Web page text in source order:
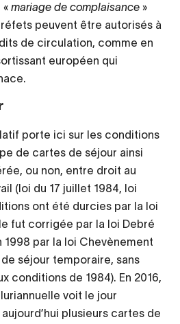
mariage de complaisance »
peuvent être autorisés à
de circulation, comme en
européen qui
porte ici sur les conditions
de cartes de séjour ainsi
ou non, entre droit au
(loi du 17 juillet 1984, loi
ont été durcies par la loi
fut corrigée par la loi Debré
1998 par la loi Chevènement
séjour temporaire, sans
conditions de 1984). En 2016,
voit le jour
plusieurs cartes de